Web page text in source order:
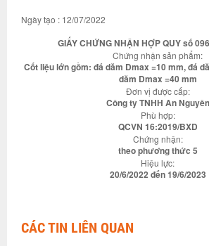
Ngày tạo : 12/07/2022
GIẤY CHỨNG NHẬN HỢP QUY số
Chứng nhận sản phẩm:
Cốt liệu lớn gồm: đá dăm Dmax =10 mm, đá
dăm Dmax =40 mm
Đơn vị được cấp:
Công ty TNHH An Nguyên
Phù hợp:
QCVN 16:2019/BXD
Chứng nhận:
theo phương thức 5
Hiệu lực:
20/6/2022 đến 19/6/2023
CÁC TIN LIÊN QUAN